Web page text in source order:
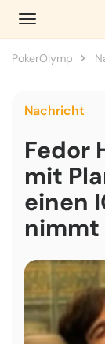
PokerOlymp
Nachricht
Fedor
mit
einen
nimmt